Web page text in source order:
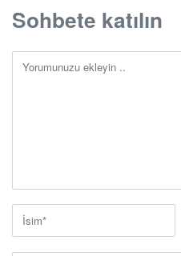
Sohbete katılın